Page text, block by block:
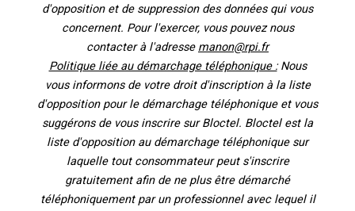
d'opposition et de suppression des données qui vous
concernent. Pour l'exercer, vous pouvez nous
contacter à l'adresse manon@rpi.fr
Politique liée au démarchage téléphonique :Nous
vous informons de votre droit d'inscription à la liste
d'opposition pour le démarchage téléphonique et vous
suggérons de vous inscrire sur Bloctel. Bloctel est la
liste d'opposition au démarchage téléphonique sur
laquelle tout consommateur peut s'inscrire
gratuitement afin de ne plus être démarché
téléphoniquement par un professionnel avec lequel il